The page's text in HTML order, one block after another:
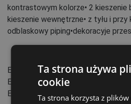
kontrastowym kolorze• 2 kieszenie
kieszenie wewnętrzne• z tyłu i przy
odblaskowy piping•dekoracyje
EN ISO 13688:2013
EN 343
:2003+A1:2007
EN ISO 20471
:2013+A1:2016
Ta strona używa
cookie
Ta strona korzysta z